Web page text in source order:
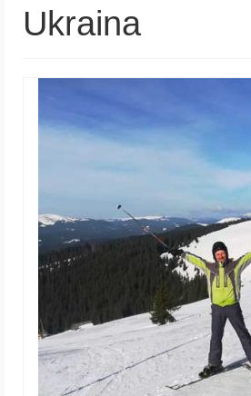
Gruzija
Portugāle
Krēta
Francija
Itālija
Ukraina
Ukraina